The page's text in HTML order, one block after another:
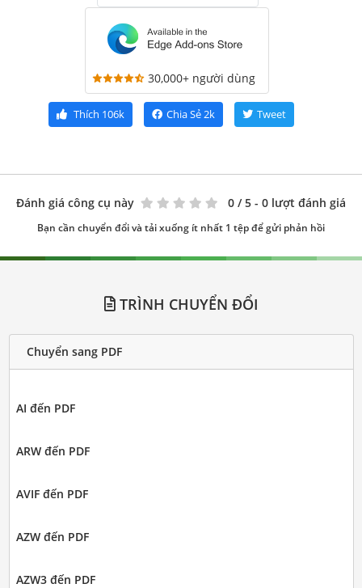
30,000+ người dùng
Thích 106k Chia Sẻ2k Tweet
Đánh giá công cụ này 0 / 5 - 0 lượt đánh giá
Bạn cần chuyển đổi và tải xuống ít nhất 1 tệp để gửi phản hồi
TRÌNH CHUYỂN ĐỔI
Chuyển sang PDF
AI đến PDF
ARW đến PDF
AVIF đến PDF
AZW đến PDF
AZW3 đến PDF